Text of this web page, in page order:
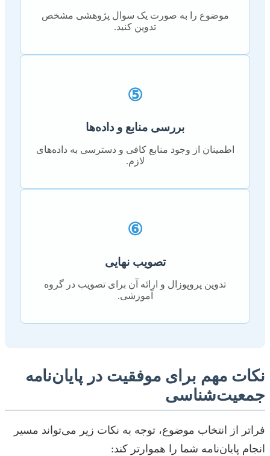
موضوع را به صورت یک سوال پژوهشی مشخص
تدوین کنید.
⑤
بررسی منابع و داده‌ها
اطمینان از وجود منابع کافی و دسترسی به داده‌های
لازم.
⑥
تصویب نهایی
تدوین پروپوزال و ارائه آن برای تصویب در گروه
آموزشی.
نکات مهم برای موفقیت در پایان‌نامه
جمعیت‌شناسی
فراتر از انتخاب موضوع، توجه به نکات زیر می‌تواند مسیر
انجام پایان‌نامه شما را هموارتر کند: